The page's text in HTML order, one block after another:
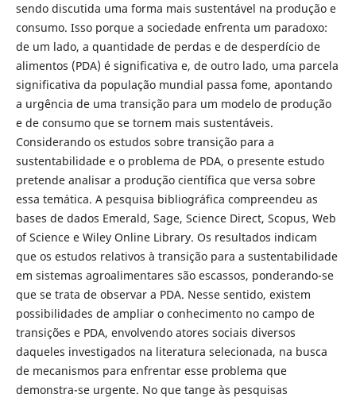
sendo discutida uma forma mais sustentável na produção e
consumo. Isso porque a sociedade enfrenta um paradoxo:
de um lado, a quantidade de perdas e de desperdício de
alimentos (PDA) é significativa e, de outro lado, uma parcela
significativa da população mundial passa fome, apontando
a urgência de uma transição para um modelo de produção
e de consumo que se tornem mais sustentáveis.
Considerando os estudos sobre transição para a
sustentabilidade e o problema de PDA, o presente estudo
pretende analisar a produção científica que versa sobre
essa temática. A pesquisa bibliográfica compreendeu as
bases de dados Emerald, Sage, Science Direct, Scopus, Web
of Science e Wiley Online Library. Os resultados indicam
que os estudos relativos à transição para a sustentabilidade
em sistemas agroalimentares são escassos, ponderando-se
que se trata de observar a PDA. Nesse sentido, existem
possibilidades de ampliar o conhecimento no campo de
transições e PDA, envolvendo atores sociais diversos
daqueles investigados na literatura selecionada, na busca
de mecanismos para enfrentar esse problema que
demonstra-se urgente. No que tange às pesquisas